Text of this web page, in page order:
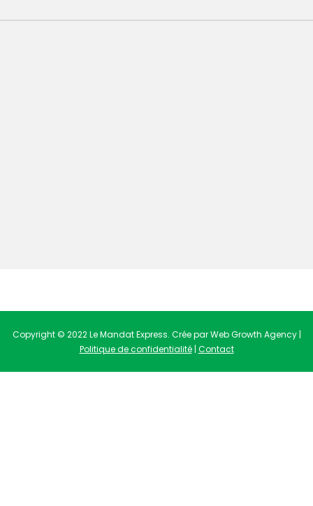
Copyright © 2022 Le Mandat Express. Crée par Web Growth Agency |
Politique de confidentialité| Contact